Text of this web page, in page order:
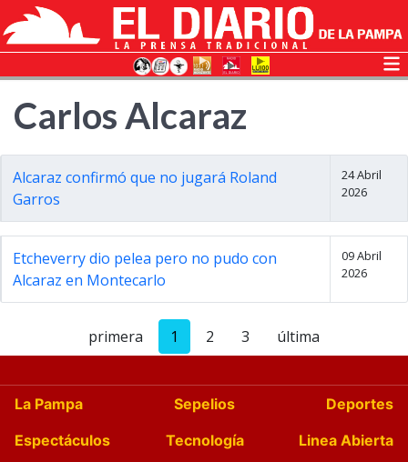
Carlos Alcaraz
Alcaraz confirmó que no jugará Roland
Garros
24 Abril
2026
Etcheverry dio pelea pero no pudo con
Alcaraz en Montecarlo
09 Abril
2026
primera 1 2 3 última
La Pampa Sepelios
Deportes
Espectáculos
Tecnología
Linea Abierta